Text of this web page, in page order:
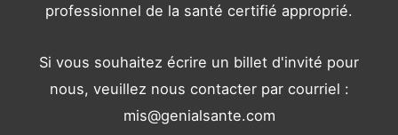
professionnel de la santé certifié approprié.
Si vous souhaitez écrire un billet d'invité pour
nous, veuillez nous contacter par courriel :
mis@genialsante.com